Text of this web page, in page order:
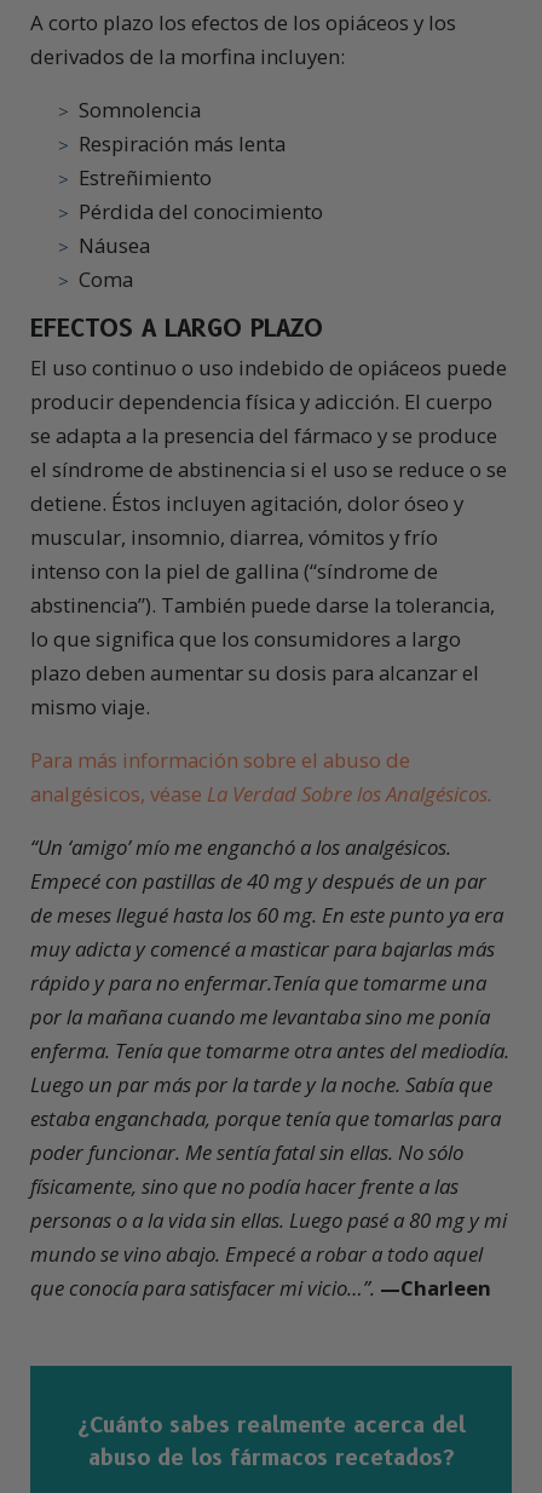
A corto plazo los efectos de los opiáceos y los
derivados de la morfina incluyen:
Somnolencia
Respiración más lenta
Estreñimiento
Pérdida del conocimiento
Náusea
Coma
EFECTOS A LARGO PLAZO
El uso continuo o uso indebido de opiáceos puede
producir dependencia física y adicción. El cuerpo
se adapta a la presencia del fármaco y se produce
el síndrome de abstinencia si el uso se reduce o se
detiene. Éstos incluyen agitación, dolor óseo y
muscular, insomnio, diarrea, vómitos y frío
intenso con la piel de gallina (“síndrome de
abstinencia”). También puede darse la tolerancia,
lo que significa que los consumidores a largo
plazo deben aumentar su dosis para alcanzar el
mismo viaje.
Para más información sobre el abuso de
analgésicos, véase La Verdad Sobre los Analgésicos.
“Un ‘amigo’ mío me enganchó a los analgésicos.
Empecé con pastillas de 40 mg y después de un par
de meses llegué hasta los 60 mg. En este punto ya era
muy adicta y comencé a masticar para bajarlas más
rápido y para no enfermar.Tenía que tomarme una
por la mañana cuando me levantaba sino me ponía
enferma. Tenía que tomarme otra antes del mediodía.
Luego un par más por la tarde y la noche. Sabía que
estaba enganchada, porque tenía que tomarlas para
poder funcionar. Me sentía fatal sin ellas. No sólo
físicamente, sino que no podía hacer frente a las
personas o a la vida sin ellas. Luego pasé a 80 mg y mi
mundo se vino abajo. Empecé a robar a todo aquel
que conocía para satisfacer mi vicio…”. —Charleen
¿Cuánto sabes realmente acerca del
abuso de los fármacos recetados?